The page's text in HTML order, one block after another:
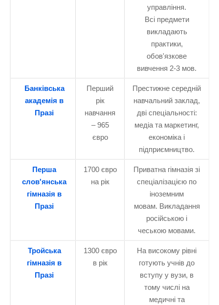
управління.
Всі предмети
викладають
практики,
обов'язкове
вивчення 2-3 мов.
Банківська
академія в
Празі
Перший
рік
навчання
– 965
євро
Престижне середній
навчальний заклад,
дві спеціальності:
медіа та маркетинг,
економіка і
підприємництво.
Перша
слов'янська
гімназія в
Празі
1700 євро
на рік
Приватна гімназія зі
спеціалізацією по
іноземним
мовам. Викладання
російською і
чеською мовами.
Тройська
гімназія в
Празі
1300 євро
в рік
На високому рівні
готують учнів до
вступу у вузи, в
тому числі на
медичні та